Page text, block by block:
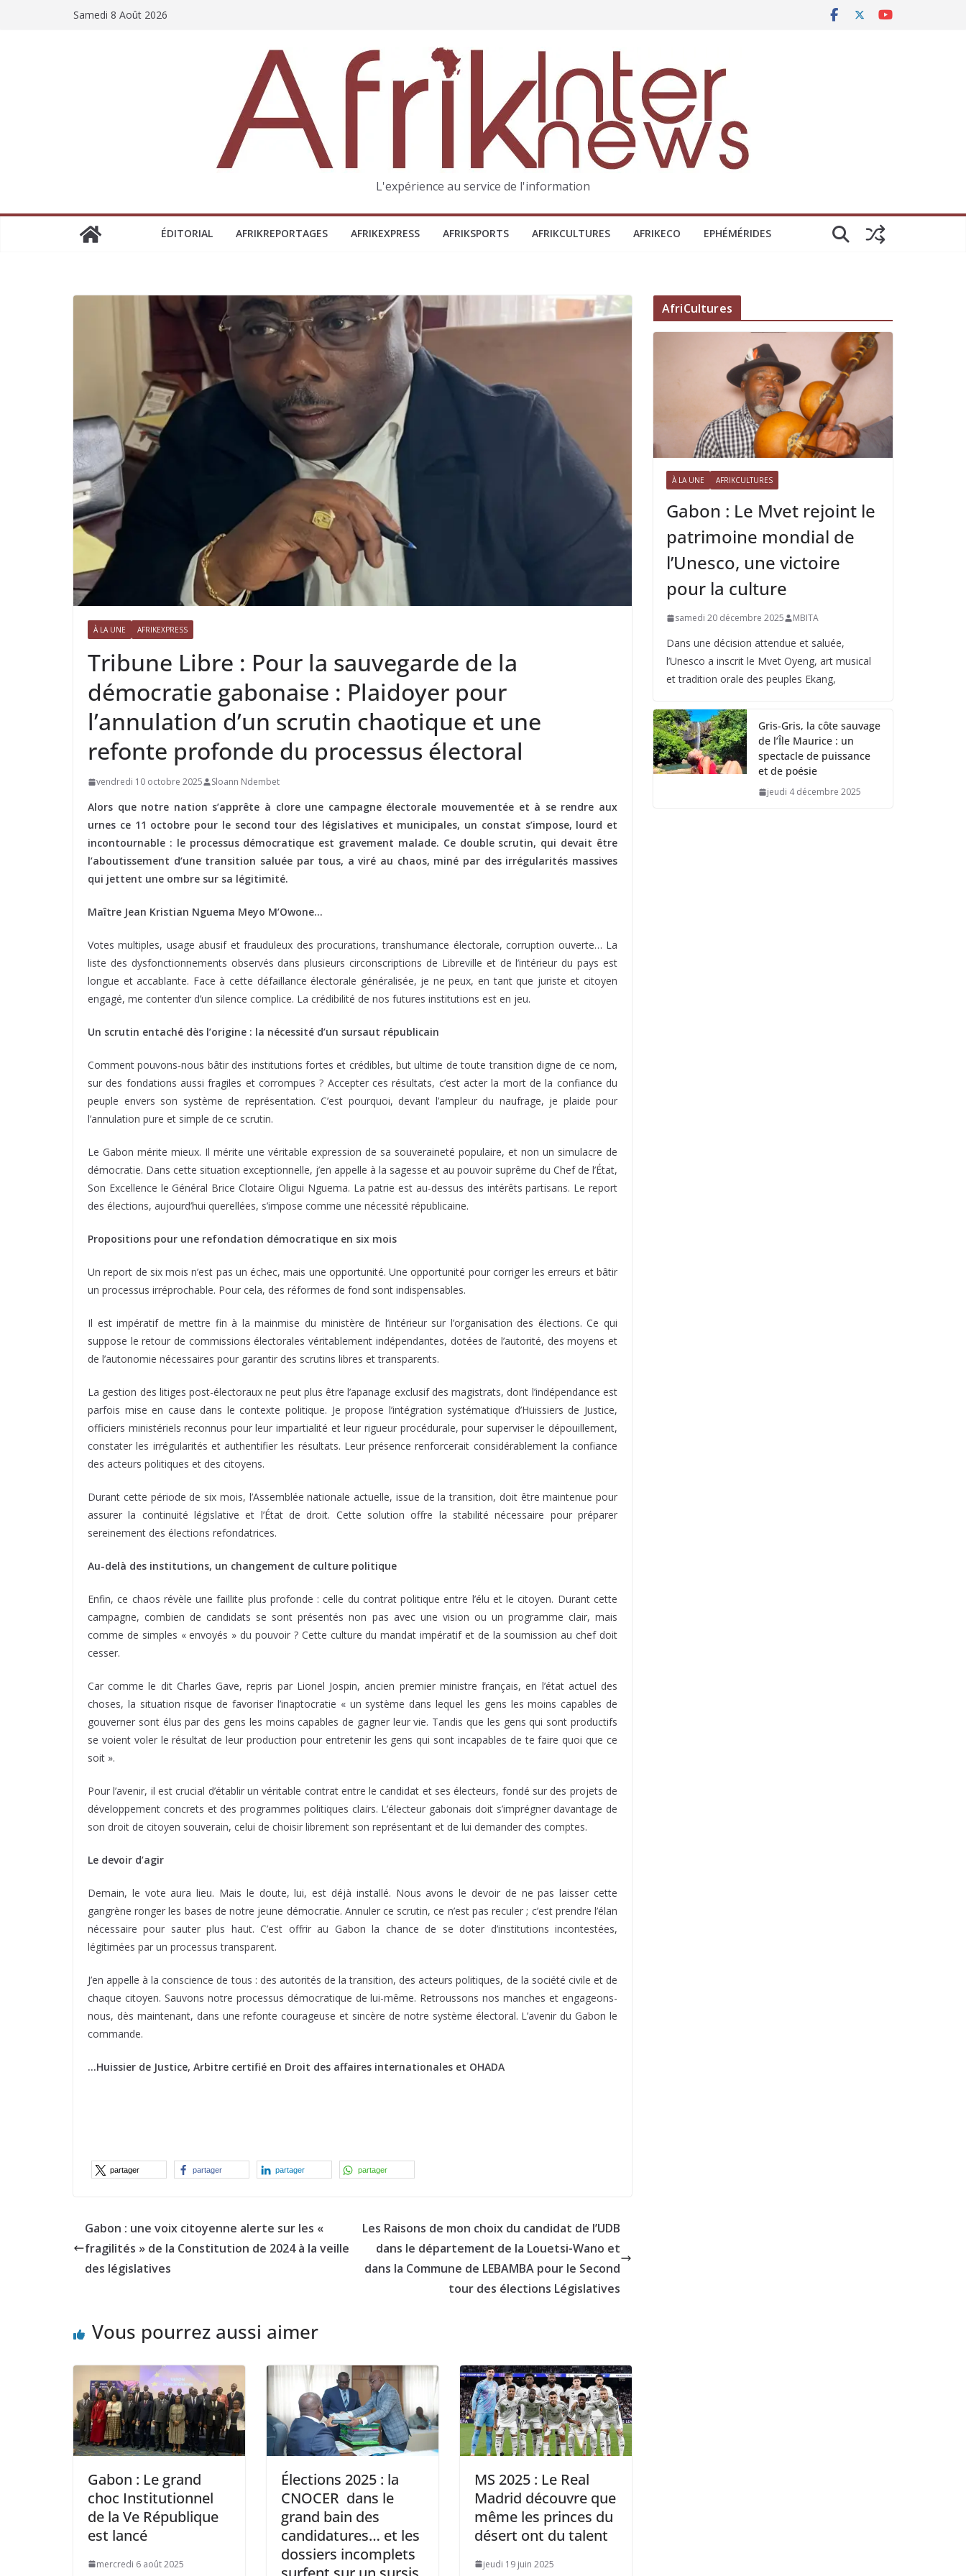
Samedi 8 Août 2026
L'expérience au service de l'information
ÉDITORIAL AFRIKREPORTAGES AFRIKEXPRESS AFRIKSPORTS AFRIKCULTURES AFRIKECO EPHÉMÉRIDES
À LA UNE AFRIKEXPRESS
Tribune Libre : Pour la sauvegarde de la
démocratie gabonaise : Plaidoyer pour
l’annulation d’un scrutin chaotique et une
refonte profonde du processus électoral
vendredi 10 octobre 2025 Sloann Ndembet
Alors que notre nation s’apprête à clore une campagne électorale mouvementée et à se rendre aux
urnes ce 11 octobre pour le second tour des législatives et municipales, un constat s’impose, lourd et
incontournable : le processus démocratique est gravement malade. Ce double scrutin, qui devait être
l’aboutissement d’une transition saluée par tous, a viré au chaos, miné par des irrégularités massives
qui jettent une ombre sur sa légitimité.
Maître Jean Kristian Nguema Meyo M’Owone…
Votes multiples, usage abusif et frauduleux des procurations, transhumance électorale, corruption ouverte… La
liste des dysfonctionnements observés dans plusieurs circonscriptions de Libreville et de l’intérieur du pays est
longue et accablante. Face à cette défaillance électorale généralisée, je ne peux, en tant que juriste et citoyen
engagé, me contenter d’un silence complice. La crédibilité de nos futures institutions est en jeu.
Un scrutin entaché dès l’origine : la nécessité d’un sursaut républicain
Comment pouvons-nous bâtir des institutions fortes et crédibles, but ultime de toute transition digne de ce nom,
sur des fondations aussi fragiles et corrompues ? Accepter ces résultats, c’est acter la mort de la confiance du
peuple envers son système de représentation. C’est pourquoi, devant l’ampleur du naufrage, je plaide pour
l’annulation pure et simple de ce scrutin.
Le Gabon mérite mieux. Il mérite une véritable expression de sa souveraineté populaire, et non un simulacre de
démocratie. Dans cette situation exceptionnelle, j’en appelle à la sagesse et au pouvoir suprême du Chef de l’État,
Son Excellence le Général Brice Clotaire Oligui Nguema. La patrie est au-dessus des intérêts partisans. Le report
des élections, aujourd’hui querellées, s’impose comme une nécessité républicaine.
Propositions pour une refondation démocratique en six mois
Un report de six mois n’est pas un échec, mais une opportunité. Une opportunité pour corriger les erreurs et bâtir
un processus irréprochable. Pour cela, des réformes de fond sont indispensables.
Il est impératif de mettre fin à la mainmise du ministère de l’intérieur sur l’organisation des élections. Ce qui
suppose le retour de commissions électorales véritablement indépendantes, dotées de l’autorité, des moyens et
de l’autonomie nécessaires pour garantir des scrutins libres et transparents.
La gestion des litiges post-électoraux ne peut plus être l’apanage exclusif des magistrats, dont l’indépendance est
parfois mise en cause dans le contexte politique. Je propose l’intégration systématique d’Huissiers de Justice,
officiers ministériels reconnus pour leur impartialité et leur rigueur procédurale, pour superviser le dépouillement,
constater les irrégularités et authentifier les résultats. Leur présence renforcerait considérablement la confiance
des acteurs politiques et des citoyens.
Durant cette période de six mois, l’Assemblée nationale actuelle, issue de la transition, doit être maintenue pour
assurer la continuité législative et l’État de droit. Cette solution offre la stabilité nécessaire pour préparer
sereinement des élections refondatrices.
Au-delà des institutions, un changement de culture politique
Enfin, ce chaos révèle une faillite plus profonde : celle du contrat politique entre l’élu et le citoyen. Durant cette
campagne, combien de candidats se sont présentés non pas avec une vision ou un programme clair, mais
comme de simples « envoyés » du pouvoir ? Cette culture du mandat impératif et de la soumission au chef doit
cesser.
Car comme le dit Charles Gave, repris par Lionel Jospin, ancien premier ministre français, en l’état actuel des
choses, la situation risque de favoriser l’inaptocratie « un système dans lequel les gens les moins capables de
gouverner sont élus par des gens les moins capables de gagner leur vie. Tandis que les gens qui sont productifs
se voient voler le résultat de leur production pour entretenir les gens qui sont incapables de te faire quoi que ce
soit ».
Pour l’avenir, il est crucial d’établir un véritable contrat entre le candidat et ses électeurs, fondé sur des projets de
développement concrets et des programmes politiques clairs. L’électeur gabonais doit s’imprégner davantage de
son droit de citoyen souverain, celui de choisir librement son représentant et de lui demander des comptes.
Le devoir d’agir
Demain, le vote aura lieu. Mais le doute, lui, est déjà installé. Nous avons le devoir de ne pas laisser cette
gangrène ronger les bases de notre jeune démocratie. Annuler ce scrutin, ce n’est pas reculer ; c’est prendre l’élan
nécessaire pour sauter plus haut. C’est offrir au Gabon la chance de se doter d’institutions incontestées,
légitimées par un processus transparent.
J’en appelle à la conscience de tous : des autorités de la transition, des acteurs politiques, de la société civile et de
chaque citoyen. Sauvons notre processus démocratique de lui-même. Retroussons nos manches et engageons-
nous, dès maintenant, dans une refonte courageuse et sincère de notre système électoral. L’avenir du Gabon le
commande.
…Huissier de Justice, Arbitre certifié en Droit des affaires internationales et OHADA
partager partager partager partager
Gabon : une voix citoyenne alerte sur les «
fragilités » de la Constitution de 2024 à la veille
des législatives
Les Raisons de mon choix du candidat de l’UDB
dans le département de la Louetsi-Wano et
dans la Commune de LEBAMBA pour le Second
tour des élections Législatives
Vous pourrez aussi aimer
Gabon : Le grand
choc Institutionnel
de la Ve République
est lancé
mercredi 6 août 2025
Élections 2025 : la
CNOCER dans le
grand bain des
candidatures… et les
dossiers incomplets
MS 2025 : Le Real
Madrid découvre que
même les princes du
désert ont du talent
jeudi 19 juin 2025
AfriCultures
À LA UNE AFRIKCULTURES
Gabon : Le Mvet rejoint le
patrimoine mondial de
l’Unesco, une victoire
pour la culture
samedi 20 décembre 2025 MBITA
Dans une décision attendue et saluée,
l’Unesco a inscrit le Mvet Oyeng, art musical
et tradition orale des peuples Ekang,
Gris-Gris, la côte sauvage
de l’Île Maurice : un
spectacle de puissance
et de poésie
jeudi 4 décembre 2025